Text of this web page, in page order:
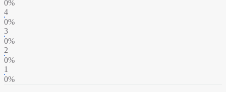
0%
4
0%
3
0%
2
0%
1
0%